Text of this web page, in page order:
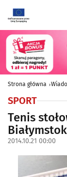
Strona główna
SPORT
Tenis
2014.10.21 00:00